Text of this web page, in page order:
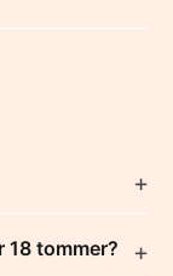
18 tommer?